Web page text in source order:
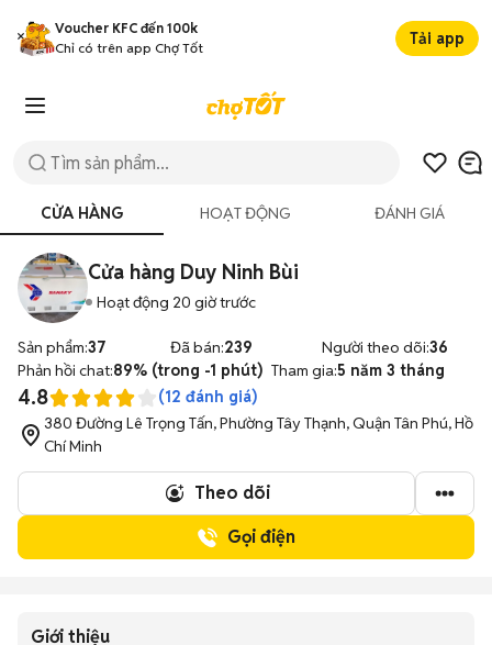
Voucher KFC đến 100k
Chỉ có trên app Chợ Tốt
Tải app
Cửa hàng Duy Ninh Bùi
Hoạt động 20 giờ trước
4.8 (12 đánh giá)
380 Đường Lê Trọng Tấn, Phường Tây Thạnh, Quận Tân Phú, Hồ
Chí Minh
Sản phẩm:37 Đã bán:239 Người theo dõi:36
Phản hồi chat:89% (trong -1 phút) Tham gia:5 năm 3 tháng
Theo dõi
Gọi điện
CỬA HÀNG HOẠT ĐỘNG ĐÁNH GIÁ
Giới thiệu